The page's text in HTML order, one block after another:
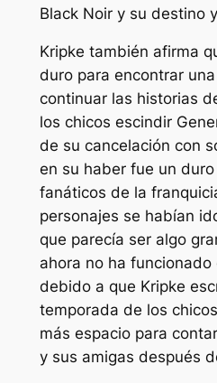
Black Noir y su destino
Kripke también afirma
duro para encontrar
continuar las historias
los chicos escindir
de su cancelación con
en su haber fue un
fanáticos de la
personajes se habían
que parecía ser algo
ahora no ha funcionado
debido a que Kripke
temporada de los chicos
más espacio para
y sus amigas después